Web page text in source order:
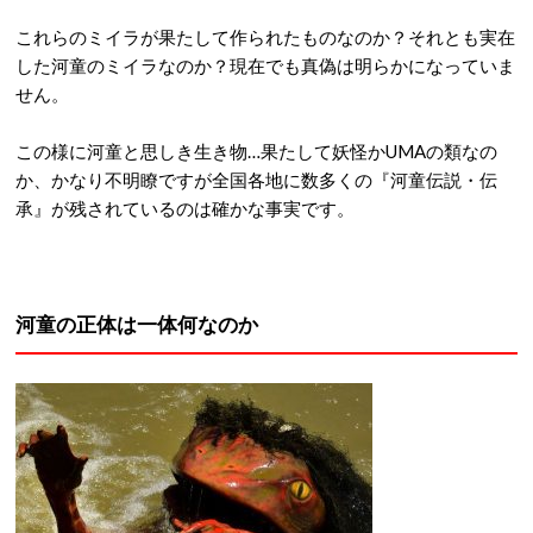
これらのミイラが果たして作られたものなのか？それとも実在
した河童のミイラなのか？現在でも真偽は明らかになっていま
せん。
この様に河童と思しき生き物…果たして妖怪かUMAの類なの
か、かなり不明瞭ですが全国各地に数多くの『河童伝説・伝
承』が残されているのは確かな事実です。
河童の正体は一体何なのか